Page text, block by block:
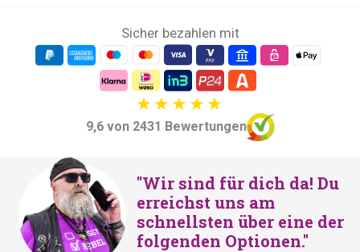
Sicher bezahlen mit
9,6 von 2431 Bewertungen
"Wir sind für dich da! Du
erreichst uns am
schnellsten über eine der
folgenden Optionen."